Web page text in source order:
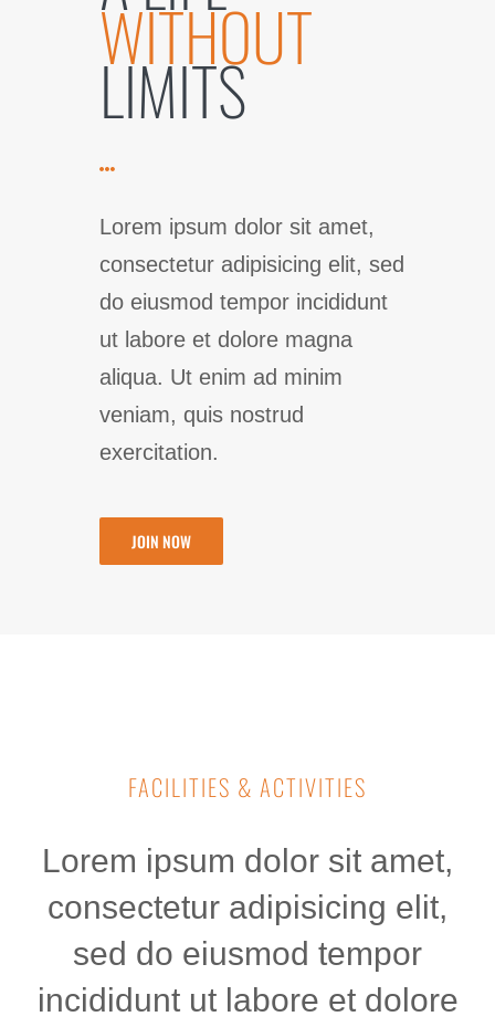
WITHOUT
LIMITS
Lorem ipsum dolor sit amet,
consectetur adipisicing elit, sed
do eiusmod tempor incididunt
ut labore et dolore magna
aliqua. Ut enim ad minim
veniam, quis nostrud
exercitation.
JOIN NOW
FACILITIES & ACTIVITIES
Lorem ipsum dolor sit amet,
consectetur adipisicing elit,
sed do eiusmod tempor
incididunt ut labore et dolore